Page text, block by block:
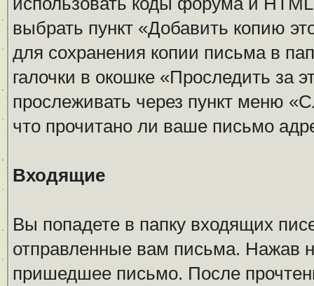
выбрать пункт «Добавить копию
для сохранения копии письма в
галочки в окошке «Проследить за
прослеживать через пункт меню
что прочитано ли ваше письмо
Входящие
Вы попадете в папку входящих
отправленные вам письма. Нажав
пришедшее письмо. После